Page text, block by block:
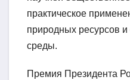
практическое
природных ресурсов
среды.
Премия Президента